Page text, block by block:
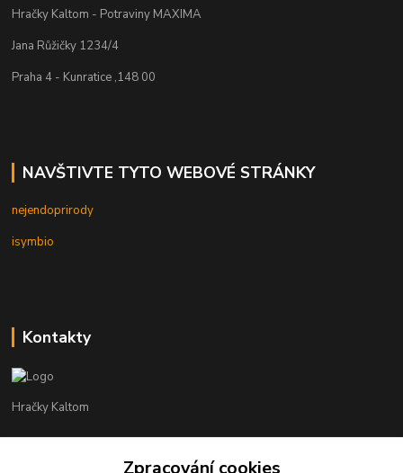
Hračky Kaltom - Potraviny MAXIMA
Jana Růžičky 1234/4
Praha 4 - Kunratice ,148 00
NAVŠTIVTE TYTO WEBOVÉ STRÁNKY
nejendoprirody
isymbio
Kontakty
Hračky Kaltom
+420 777 538 008
Zpracování cookies